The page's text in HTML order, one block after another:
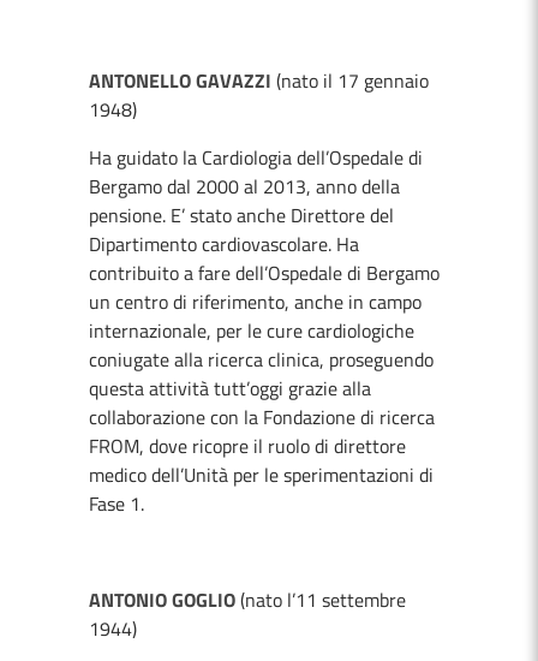
ANTONELLO GAVAZZI (nato il 17 gennaio
1948)
Ha guidato la Cardiologia dell’Ospedale di
Bergamo dal 2000 al 2013, anno della
pensione. E’ stato anche Direttore del
Dipartimento cardiovascolare. Ha
contribuito a fare dell’Ospedale di Bergamo
un centro di riferimento, anche in campo
internazionale, per le cure cardiologiche
coniugate alla ricerca clinica, proseguendo
questa attività tutt’oggi grazie alla
collaborazione con la Fondazione di ricerca
FROM, dove ricopre il ruolo di direttore
medico dell’Unità per le sperimentazioni di
Fase 1.
ANTONIO GOGLIO(nato l’11 settembre
1944)